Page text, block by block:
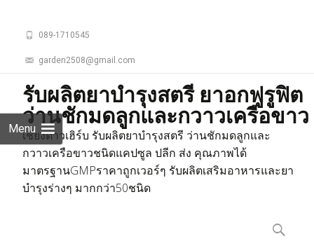
089-1710545
garden2508@gmail.com
รับผลิตยาบำรุงสตรี ยาอกฟูรูฟิต
ว่านชักมดลูกและกวาวเครือขาว
เชียงดาวเฮิร์บ รับผลิตยาบำรุงสตรี ว่านชักมดลูกและ
กวาวเครือขาวชนิดแคปซูล ปลีก ส่ง คุณภาพได้
มาตรฐานGMPราคาถูกเวอร์ๆ รับผลิตเสริมอาหารและยา
บำรุงร่างๆ มากกว่า50ชนิด
Menu
to
content
ค้นหา
สำหรับ: